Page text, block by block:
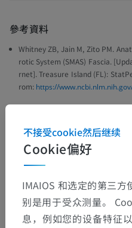
參考資料
Whitney ZB, Jain M, Zito PM.
rotic System (SMAS) Fascia.
rnet]. Treasure Island (FL):
rom: https://
Rom J Morphol Embryol.
Gray, H. (2016)Gray’s
Practice
0: Face and Scalp, pp. 477.
Cookie偏好
不接受cookie然后继续
IMAIOS 和选定的第三
别是用于受众测量。
息，例如您的设备特征